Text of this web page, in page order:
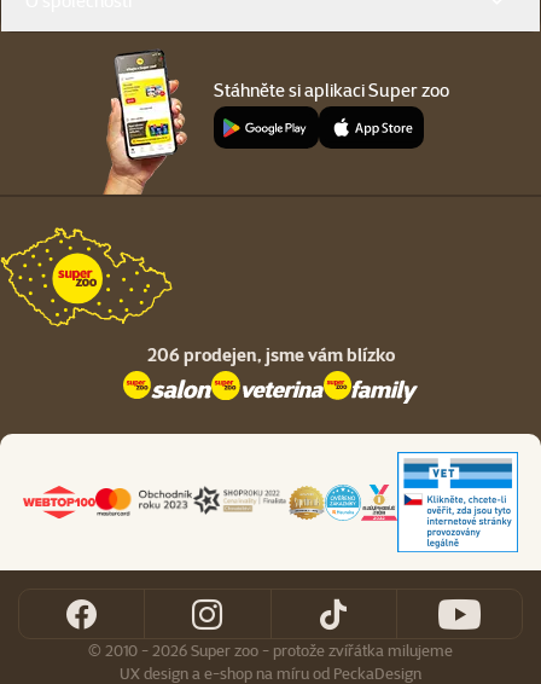
Stáhněte si aplikaci Super zoo
206 prodejen, jsme vám blízko
© 2010 - 2026 Super zoo - protože zvířátka milujeme
UX designa e-shop na míruod PeckaDesign